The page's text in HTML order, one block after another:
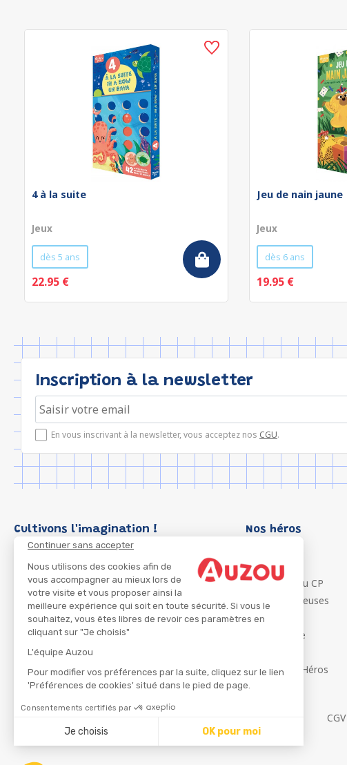
Continuer sans accepter
Nous utilisons des cookies afin de
vous accompagner au mieux lors de
votre visite et vous proposer ainsi la
meilleure expérience qui soit en toute sécurité. Si vous le
souhaitez, vous êtes libres de revoir ces paramètres en
cliquant sur "Je choisis"
L'équipe Auzou
Pour modifier vos préférences par la suite, cliquez sur le lien
'Préférences de cookies' situé dans le pied de page.
Consentements certifiés par
Je choisis OK pour moi
4 à la suite
Jeux
dès 5 ans
22.95 €
Jeu de nain jaune
Jeux
dès 6 ans
19.95 €
Inscription à la newsletter
En vous inscrivant à la newsletter, vous acceptez nos CGU.
Cultivons l'imagination ! Nos héros
P'tit Loup
Les Héros du CP
Les Influenceuses
Migali
Petite Taupe
Ma Boîte à Héros
CGV